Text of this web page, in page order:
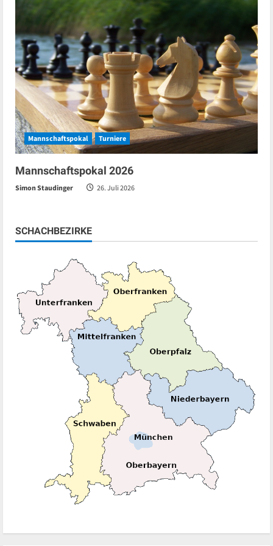
Mannschaftspokal Turniere
Mannschaftspokal 2026
Simon Staudinger 26. Juli 2026
SCHACHBEZIRKE